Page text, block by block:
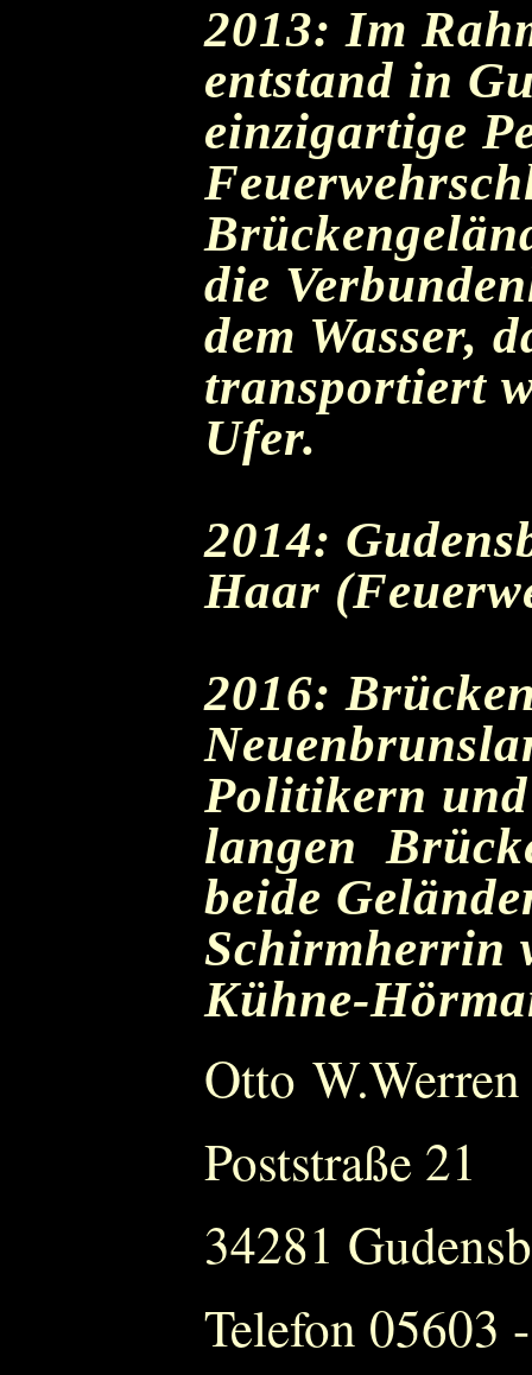
2013: Im
entstand in
einzigartige
die
dem Wasser,
transportiert
Ufer.
2014:
Haar
2016:
Politikern
langen
beide
Schirmherrin
Kühne-
Otto W.Werren
Poststraße 21
34281
Telefon 05603